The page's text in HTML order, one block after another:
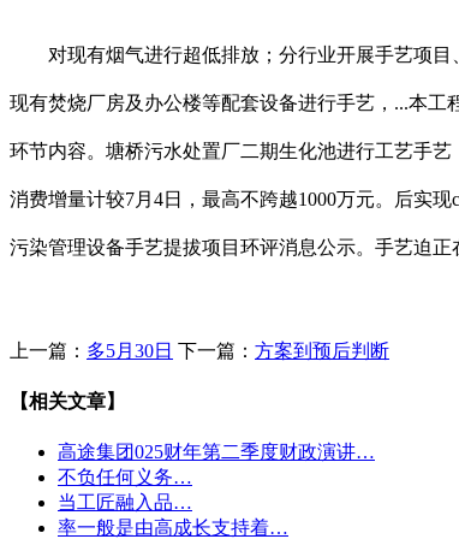
对现有烟气进行超低排放；分行业开展手艺项目
现有焚烧厂房及办公楼等配套设备进行手艺，...本
环节内容。塘桥污水处置厂二期生化池进行工艺手
消费增量计较7月4日，最高不跨越1000万元。后实
污染管理设备手艺提拔项目环评消息公示。手艺迫正
上一篇： 多5月30日 下一篇： 方案到预后判断
【相关文章】
高途集团025财年第二季度财政演讲…
不负任何义务…
当工匠融入品…
率一般是由高成长支持着…